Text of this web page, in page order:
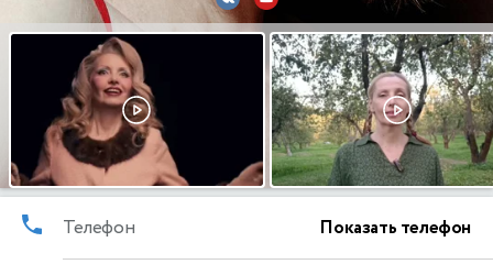
Телефон Показать телефон